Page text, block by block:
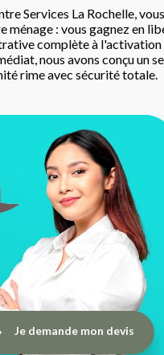
Services La Rochelle,
ménage : vous gagnez en
complète à l'activation
nous avons conçu un
rime avec sécurité totale.
Je demande mon devis